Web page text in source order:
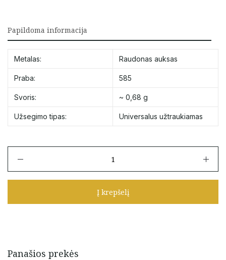
Papildoma informacija
Metalas: Raudonas auksas
Praba: 585
Svoris: ~ 0,68 g
Užsegimo tipas: Universalus užtraukiamas
Mėlyno
su
Į krepšelį
Panašios prekės